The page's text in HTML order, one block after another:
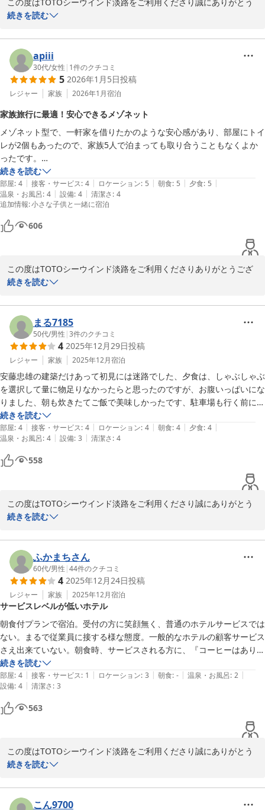
2026-03-24
ございます
安藤建築ご満足いただけたご様子大変嬉しく思います
当館渡り廊下・4階 7階テラスや朝食会場からご覧いただける朝日
は最高の贅沢です。
二日間共にお仕事でのご来館でしたので次回はプライベートでゆっ
本日はご宿泊誠にありがとうございました
TOTOシーウィンド淡路　　　新居
ＴＯＴＯシーウィンド淡路 ＜淡路島＞
2026-01-13
続きを読む
apiii
30代/女性 | 1件のクチコミ
5 2026年1月5日投稿
レジャー 家族 2026年1月宿泊
家族旅行に最適！安心できるメゾネット
メゾネット型で、一軒家を借りたかのような安心感があり、部屋にトイ
レが2個もあったので、家族5人で泊まっても取り合うこともなくよか
ったです。
メゾネット型はベッドではなく布団タイプでした。
続きを読む
部屋: 4 | 接客・サービス: 4 | ロケーション: 5 | 朝食: 5 | 夕食: 5 |
温泉・お風呂: 4 | 設備: 4 | 清潔さ: 4
追加情報:小さな子供と一緒に宿泊
606
この度はTOTOシーウインド淡路をご利用くださりありがとうござ
います
安藤忠雄ワールドでゆっくりとした有意義なお時間はお子様との素
敵な思い出となっていただけましたか？
当館は山の上に建つお宿でございます、周辺には何もございません
が日頃味わうことのできない「非日常」を感じていただけたことと
思います。
この度は霜のきらめく冬のご宿泊でございましたので、次回は陽ざ
し輝く夏に是非お越しください
本日はご宿泊誠にありがとうございました。
ＴＯＴＯシーウィンド淡路 ＜淡路島＞
続きを読む
まる7185
50代/男性 |3件のクチコミ
4 2025年12月29日投稿
レジャー 家族 2025年12月宿泊
安藤忠雄の建築だけあって初見には迷路でした、夕食は、しゃぶしゃぶ
を選択して量に物足りなかったらと思ったのですが、お腹いっぱいにな
りました、朝も炊きたてご飯で美味しかったです、駐車場も行く前に調
べてから行ったので大丈夫でした、1日楽しく過ごせました。
続きを読む
部屋: 4 | 接客・サービス: 4 | ロケーション: 4 | 朝食: 4 | 夕食: 4 |
温泉・お風呂: 4 | 設備: 3 | 清潔さ: 4
558
この度はTOTOシーウインド淡路をご利用くださり誠にありがとう
ございます
今回お召し上がりいただきました 「しゃぶしゃぶプラン」の他に、
旬の会席料理もご好評でご出発の際「美味しかった」とのお声を沢
山頂戴しておりますので、次回ご利用の際は是非ご検討ください
安藤建築は四季によって様々な魅力と発見がございます、是非季節
を変えてのお越しをお待ち申し上げております
本日はご宿泊誠にありがとうございました。
TOTOシーウィンド淡路　　　　新居
ＴＯＴＯシーウィンド淡路 ＜淡路島＞
2026-01-05
続きを読む
ふかまちさん
60代/男性 |44件のクチコミ
4 2025年12月24日投稿
レジャー 家族 2025年12月宿泊
サービスレベルが低いホテル
朝食付プランで宿泊。受付の方に笑顔無く、普通のホテルサービスでは
ない。まるで従業員に接する様な態度。一般的なホテルの顧客サービス
さえ出来ていない。朝食時、サービスされる方に、『コーヒーはありま
すか？』と問うと、無表情に『そのお茶を飲んでください』との事だっ
た。黙ってサービスレベルは最低と判断出来た。当ホテルは、有名な設
計者の施設だけを体験する宿泊であると割り切った方が良い。
料理のレベルが仮に良かろうが、低いサービスレベルが全てを台無しに
するという，いい例。
続きを読む
部屋: 4 | 接客・サービス: 1 | ロケーション: 3 | 朝食: - | 温泉・お風呂: 2 |
設備: 4 | 清潔さ: 3
563
この度はTOTOシーウインド淡路をご利用くださり誠にありがとう
ございます
ご滞在中にお気持ちをお察しする心得が不足し、快適なご滞在をお
約束できず心よりお詫び申し上げます
続きを読む
こん9700